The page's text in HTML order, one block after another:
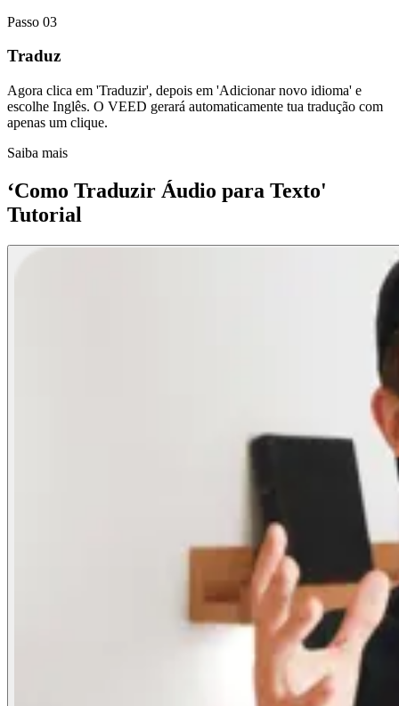
Passo 03
Traduz
Agora clica em 'Traduzir', depois em 'Adicionar novo idioma' e
escolhe Inglês. O VEED gerará automaticamente tua tradução com
apenas um clique.
Saiba mais
‘Como Traduzir Áudio para Texto'
Tutorial